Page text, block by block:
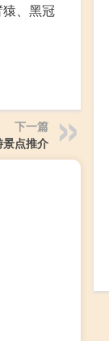
、黑冠
下一篇
点推介